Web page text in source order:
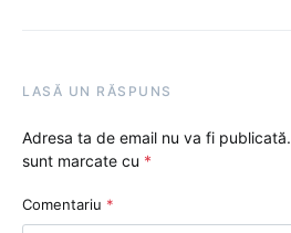
LASĂ UN RĂSPUNS
Adresa ta de email nu va fi publicată.
sunt marcate cu *
Comentariu *